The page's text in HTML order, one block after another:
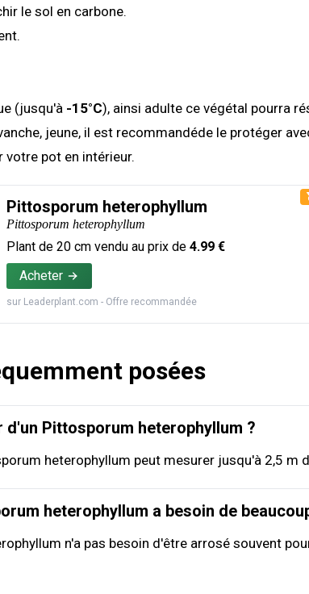
le sol en carbone.
(jusqu'à -15°C), ainsi adulte ce végétal pourra
jeune, il est recommandéde le protéger
votre pot en intérieur.
Pittosporum heterophyllum
Pittosporum heterophyllum
Plant de 20 cm vendu au prix de 4.99 €
Acheter
sur Leaderplant.com - Offre recommandée
posées
d'un Pittosporum heterophyllum ?
heterophyllum peut mesurer jusqu'à 2,5 m
heterophyllum a besoin de
n'a pas besoin d'être arrosé souvent